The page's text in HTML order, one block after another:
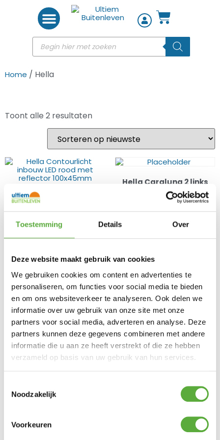
Toestemming Details Over
Deze website maakt gebruik van cookies
We gebruiken cookies om content en advertenties te
personaliseren, om functies voor social media te bieden
en om ons websiteverkeer te analyseren. Ook delen we
informatie over uw gebruik van onze site met onze
partners voor social media, adverteren en analyse. Deze
partners kunnen deze gegevens combineren met andere
informatie die u aan ze heeft verstrekt of die ze hebben
verzameld op basis van uw gebruik van hun services.
Noodzakelijk
Voorkeuren
Home / Hella
Toont alle 2 resultaten
Hella Contourlicht
inbouw LED rood met
Hella Caraluna 2 links
met mist
59,95
Je hebt nog geen
product bekeken.
Meld je aan voor onze nieuwsbrief
Exclusieve aanbiedingen, nieuws en advies elke maand
in jouw mailbox.